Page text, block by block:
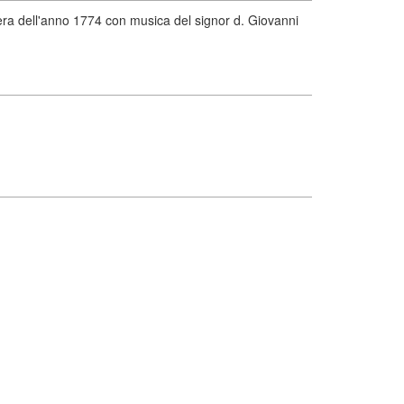
dell'anno 1774 con musica del signor d. Giovanni